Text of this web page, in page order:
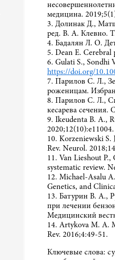
медицина.
3. Долинак Д.,
ред. В. А. Клевно.
4. Бадалян Л. О.
5. Dean E. Cerebral
6. Gulati S., Sondhi
https://doi.org/
7. Парилов С. Л.,
роженицам.
8. Парилов С. Л.,
кесарева сечения.
9. Ikeudenta B. A.,
2020;12(10):e11004.
10. Korzeniewski S.
Rev. Neurol.
11. Van Lieshout
systematic review.
12. Michael-Asalu
Genetics, and
13. Батурин В. А.,
при лечении
Медицинский
14. Artykova M. A.
Rev. 2016;4:49-51.
Ключевые слова: